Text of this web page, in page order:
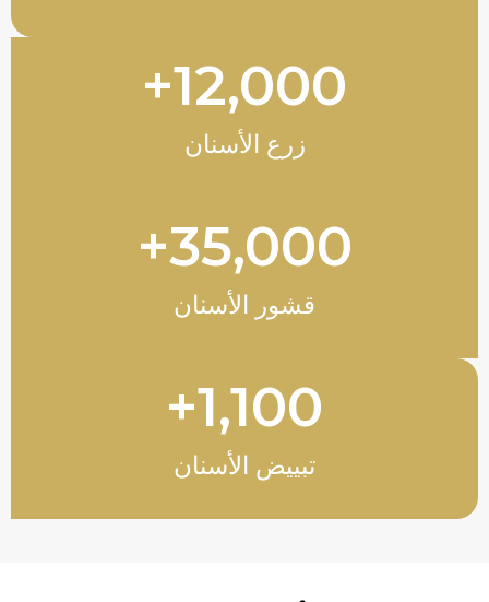
12,000
+
زرع الأسنان
35,000
+
قشور الأسنان
1,100
+
تبييض الأسنان